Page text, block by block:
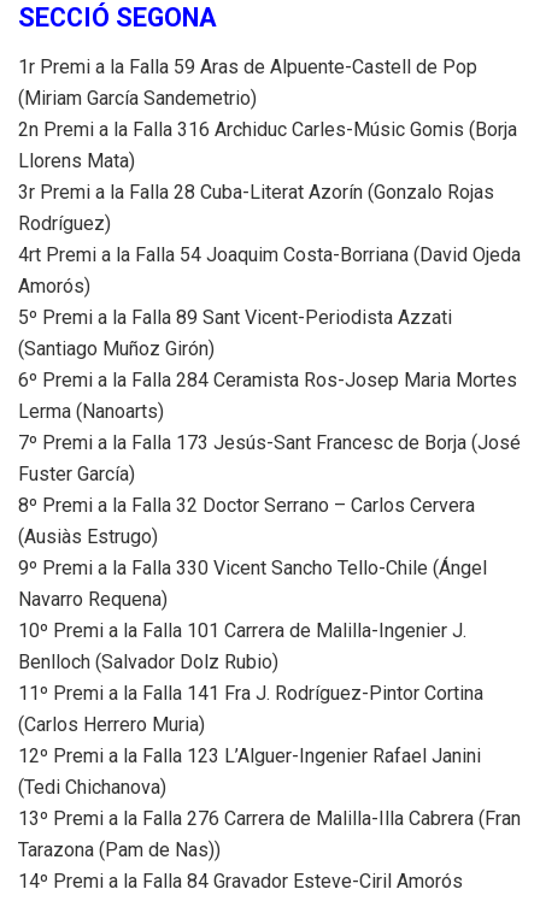
SECCIÓ SEGONA
1r Premi a la Falla 59 Aras de Alpuente-Castell de Pop
(Miriam García Sandemetrio)
2n Premi a la Falla 316 Archiduc Carles-Músic Gomis (Borja
Llorens Mata)
3r Premi a la Falla 28 Cuba-Literat Azorín (Gonzalo Rojas
Rodríguez)
4rt Premi a la Falla 54 Joaquim Costa-Borriana (David Ojeda
Amorós)
5º Premi a la Falla 89 Sant Vicent-Periodista Azzati
(Santiago Muñoz Girón)
6º Premi a la Falla 284 Ceramista Ros-Josep Maria Mortes
Lerma (Nanoarts)
7º Premi a la Falla 173 Jesús-Sant Francesc de Borja (José
Fuster García)
8º Premi a la Falla 32 Doctor Serrano – Carlos Cervera
(Ausiàs Estrugo)
9º Premi a la Falla 330 Vicent Sancho Tello-Chile (Ángel
Navarro Requena)
10º Premi a la Falla 101 Carrera de Malilla-Ingenier J.
Benlloch (Salvador Dolz Rubio)
11º Premi a la Falla 141 Fra J. Rodríguez-Pintor Cortina
(Carlos Herrero Muria)
12º Premi a la Falla 123 L’Alguer-Ingenier Rafael Janini
(Tedi Chichanova)
13º Premi a la Falla 276 Carrera de Malilla-Illa Cabrera (Fran
Tarazona (Pam de Nas))
14º Premi a la Falla 84 Gravador Esteve-Ciril Amorós